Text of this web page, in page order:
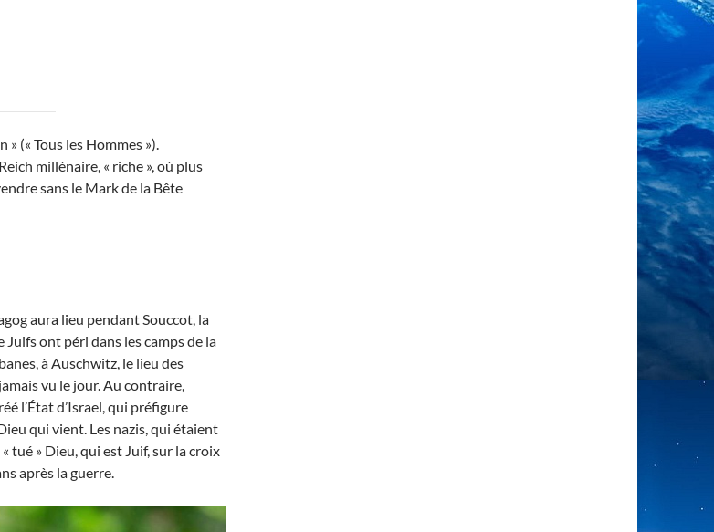
» (« Tous les Hommes »).
millénaire, « riche », où plus
sans le Mark de la Bête
aura lieu pendant Souccot, la
Juifs ont péri dans les camps de la
à Auschwitz, le lieu des
vu le jour. Au contraire,
l’État d’Israel, qui préfigure
qui vient. Les nazis, qui étaient
tué » Dieu, qui est Juif, sur la croix
après la guerre.